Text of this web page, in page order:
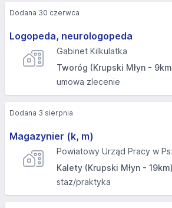
Logopeda, neurologopeda
Gabinet Kilkulatka
Tworóg (Krupski Młyn -
umowa zlecenie
Dodana 30 czerwca
Magazynier (k, m)
Powiatowy Urząd Pracy w
Kalety (Krupski Młyn - 19km)
staż/praktyka
Dodana 3 sierpnia